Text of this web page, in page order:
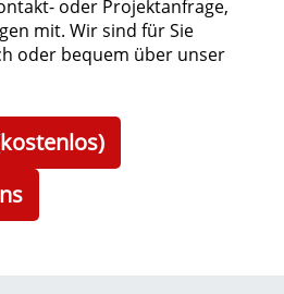
oder Projektanfrage,
mit. Wir sind für Sie
oder bequem über unser